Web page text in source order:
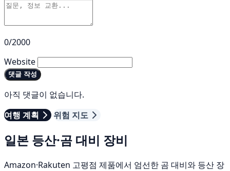
0/2000
Website
댓글 작성
아직 댓글이 없습니다.
여행 계획
위험 지도
일본 등산·곰 대비 장비
Amazon·Rakuten 고평점 제품에서 엄선한 곰 대비와 등산 장